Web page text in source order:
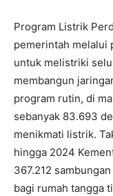
Program Listrik
pemerintah melalui
untuk melistriki
membangun
program rutin, di
sebanyak 83.693
menikmati listrik.
hingga 2024
367.212
bagi rumah tangga